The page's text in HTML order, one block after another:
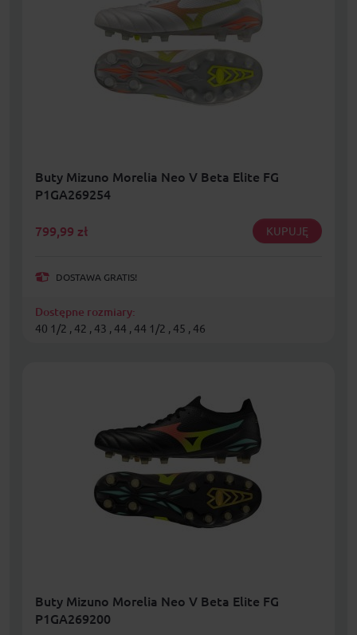
Buty Mizuno Morelia Neo V Beta Elite FG
P1GA269254
799,99 zł KUPUJĘ
DOSTAWA GRATIS!
Dostępne rozmiary:
40 1/2 , 42 , 43 , 44 , 44 1/2 , 45 , 46
Buty Mizuno Morelia Neo V Beta Elite FG
P1GA269200